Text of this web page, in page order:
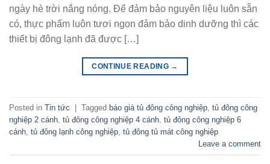
ngày hè trời nắng nóng. Để đảm bảo nguyên liệu luôn sẵn
có, thực phẩm luôn tươi ngon đảm bảo dinh dưỡng thì các
thiết bị đông lạnh đã được […]
CONTINUE READING →
Posted in Tin tức | Tagged báo giá tủ đông công nghiệp tủ đông công
nghiệp 2 cánh tủ đông công nghiệp 4 cánh tủ đông công nghiệp 6
cánh tủ đông lạnh công nghiệp tủ đông tủ mát công nghiệp
Leave a comment